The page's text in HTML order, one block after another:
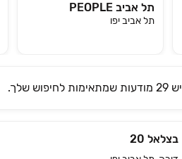
תל אביב PEOPLE
תל אביב יפו
יש 29 מודעות שמתאימות לחיפוש שלך.
בצלאל 20